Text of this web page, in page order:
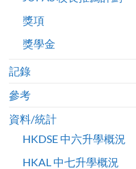
獎項
獎學金
記錄
參考
資料/統計
HKDSE 中六升學概況
HKAL 中七升學概況